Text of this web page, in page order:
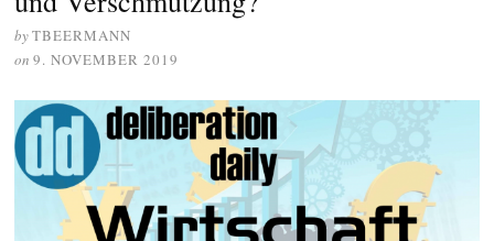
byTBEERMANN
on 9. NOVEMBER 2019